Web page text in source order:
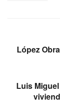
López
Luis